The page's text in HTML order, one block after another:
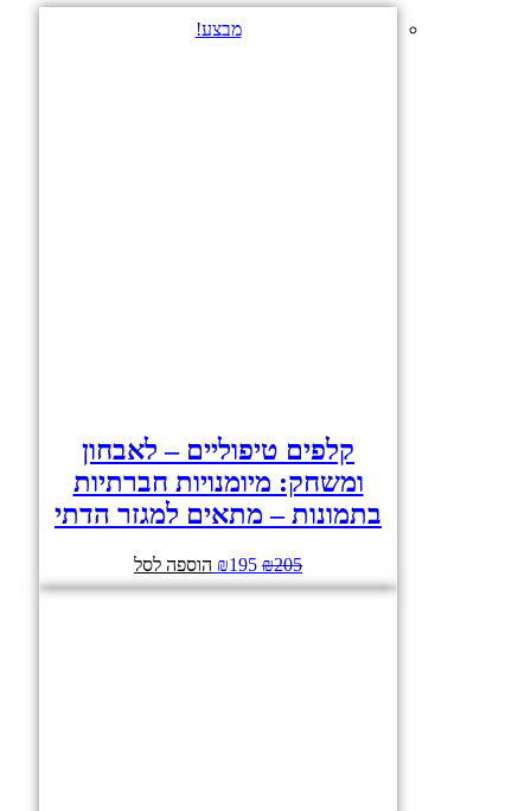
מבצע!
קלפים טיפוליים – לאבחון
ומשחק: מיומנויות חברתיות
בתמונות – מתאים למגזר הדתי
₪205
המחיר
המקורי
₪195
המחיר
הנוכחי
הוספה לסל